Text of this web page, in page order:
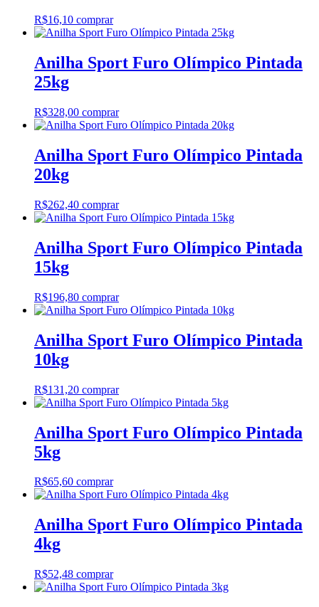
R$16,10 comprar
Anilha Sport Furo Olímpico Pintada
25kg
R$328,00 comprar
Anilha Sport Furo Olímpico Pintada
20kg
R$262,40 comprar
Anilha Sport Furo Olímpico Pintada
15kg
R$196,80 comprar
Anilha Sport Furo Olímpico Pintada
10kg
R$131,20 comprar
Anilha Sport Furo Olímpico Pintada
5kg
R$65,60 comprar
Anilha Sport Furo Olímpico Pintada
4kg
R$52,48 comprar